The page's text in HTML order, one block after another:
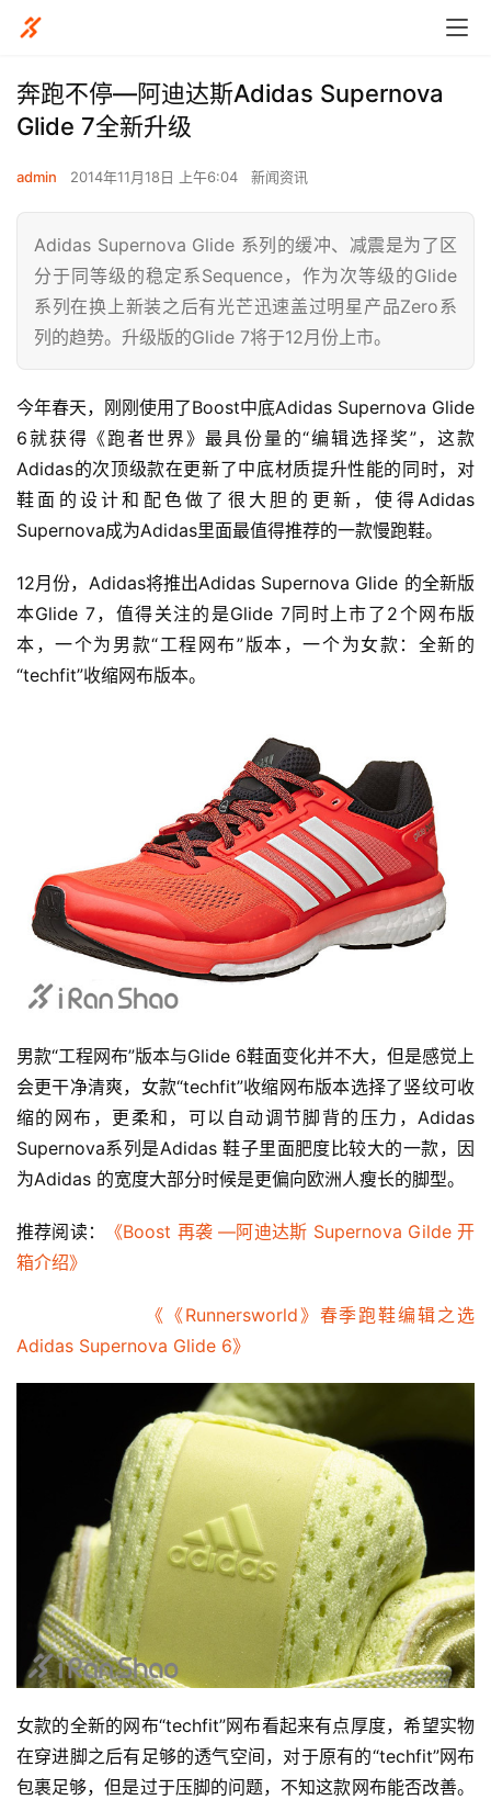
奔跑不停—阿迪达斯Adidas Supernova
Glide 7全新升级
admin 2014年11月18日 上午6:04 新闻资讯
Adidas Supernova Glide 系列的缓冲、减震是为了区
分于同等级的稳定系Sequence，作为次等级的Glide
系列在换上新装之后有光芒迅速盖过明星产品Zero系
列的趋势。升级版的Glide 7将于12月份上市。
今年春天，刚刚使用了Boost中底Adidas Supernova Glide
6就获得《跑者世界》最具份量的“编辑选择奖”，这款
Adidas的次顶级款在更新了中底材质提升性能的同时，对
鞋面的设计和配色做了很大胆的更新，使得Adidas
Supernova成为Adidas里面最值得推荐的一款慢跑鞋。
12月份，Adidas将推出Adidas Supernova Glide 的全新版
本Glide 7，值得关注的是Glide 7同时上市了2个网布版
本，一个为男款“工程网布”版本，一个为女款：全新的
“techfit”收缩网布版本。
男款“工程网布”版本与Glide 6鞋面变化并不大，但是感觉上
会更干净清爽，女款“techfit”收缩网布版本选择了竖纹可收
缩的网布，更柔和，可以自动调节脚背的压力，Adidas
Supernova系列是Adidas 鞋子里面肥度比较大的一款，因
为Adidas 的宽度大部分时候是更偏向欧洲人瘦长的脚型。
推荐阅读：
《Boost 再袭 —阿迪达斯 Supernova Gilde 开
箱介绍》
《《Runnersworld》春季跑鞋编辑之选
Adidas Supernova Glide 6》
女款的全新的网布“techfit”网布看起来有点厚度，希望实物
在穿进脚之后有足够的透气空间，对于原有的“techfit”网布
包裹足够，但是过于压脚的问题，不知这款网布能否改善。